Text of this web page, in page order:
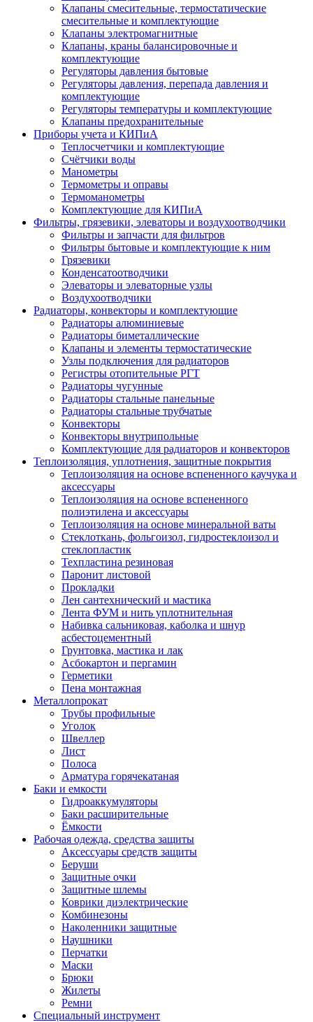
Клапаны смесительные, термостатические
смесительные и комплектующие
Клапаны электромагнитные
Клапаны, краны балансировочные и
комплектующие
Регуляторы давления бытовые
Регуляторы давления, перепада давления и
комплектующие
Регуляторы температуры и комплектующие
Клапаны предохранительные
Приборы учета и КИПиА
Теплосчетчики и комплектующие
Счётчики воды
Манометры
Термометры и оправы
Термоманометры
Комплектующие для КИПиА
Фильтры, грязевики, элеваторы и воздухоотводчики
Фильтры и запчасти для фильтров
Фильтры бытовые и комплектующие к ним
Грязевики
Конденсатоотводчики
Элеваторы и элеваторные узлы
Воздухоотводчики
Радиаторы, конвекторы и комплектующие
Радиаторы алюминиевые
Радиаторы биметаллические
Клапаны и элементы термостатические
Узлы подключения для радиаторов
Регистры отопительные РГТ
Радиаторы чугунные
Радиаторы стальные панельные
Радиаторы стальные трубчатые
Конвекторы
Конвекторы внутрипольные
Комплектующие для радиаторов и конвекторов
Теплоизоляция, уплотнения, защитные покрытия
Теплоизоляция на основе вспененного каучука и
аксессуары
Теплоизоляция на основе вспененного
полиэтилена и аксессуары
Теплоизоляция на основе минеральной ваты
Стеклоткань, фольгоизол, гидростеклоизол и
стеклопластик
Техпластина резиновая
Паронит листовой
Прокладки
Лен сантехнический и мастика
Лента ФУМ и нить уплотнительная
Набивка сальниковая, каболка и шнур
асбестоцементный
Грунтовка, мастика и лак
Асбокартон и пергамин
Герметики
Пена монтажная
Металлопрокат
Трубы профильные
Уголок
Швеллер
Лист
Полоса
Арматура горячекатаная
Баки и емкости
Гидроаккумуляторы
Баки расширительные
Ёмкости
Рабочая одежда, средства защиты
Аксессуары средств защиты
Беруши
Защитные очки
Защитные шлемы
Коврики диэлектрические
Комбинезоны
Наколенники защитные
Наушники
Перчатки
Маски
Брюки
Жилеты
Ремни
Специальный инструмент